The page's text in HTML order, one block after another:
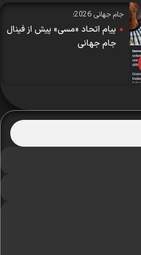
جام جهانی 2026؛
پیام اتحاد «مسی» پیش از فینال
جام جهانی